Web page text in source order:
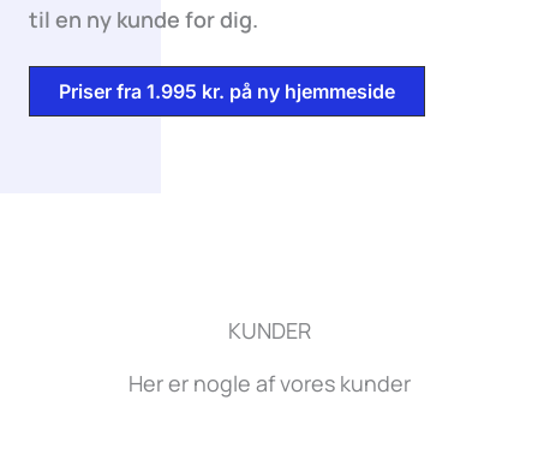
til en ny kunde for dig.
Priser fra 1.995 kr. på ny hjemmeside
KUNDER
Her er nogle af vores kunder